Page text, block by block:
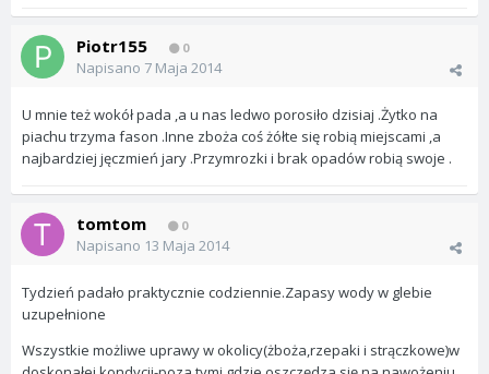
Piotr155 0
Napisano 7 Maja 2014
U mnie też wokół pada ,a u nas ledwo porosiło dzisiaj .Żytko na
piachu trzyma fason .Inne zboża coś żółte się robią miejscami ,a
najbardziej jęczmień jary .Przymrozki i brak opadów robią swoje .
tomtom 0
Napisano 13 Maja 2014
Tydzień padało praktycznie codziennie.Zapasy wody w glebie
uzupełnione
Wszystkie możliwe uprawy w okolicy(żboża,rzepaki i strączkowe)w